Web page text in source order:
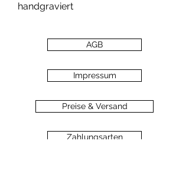
handgraviert
AGB
Impressum
Preise & Versand
Zahlungsarten